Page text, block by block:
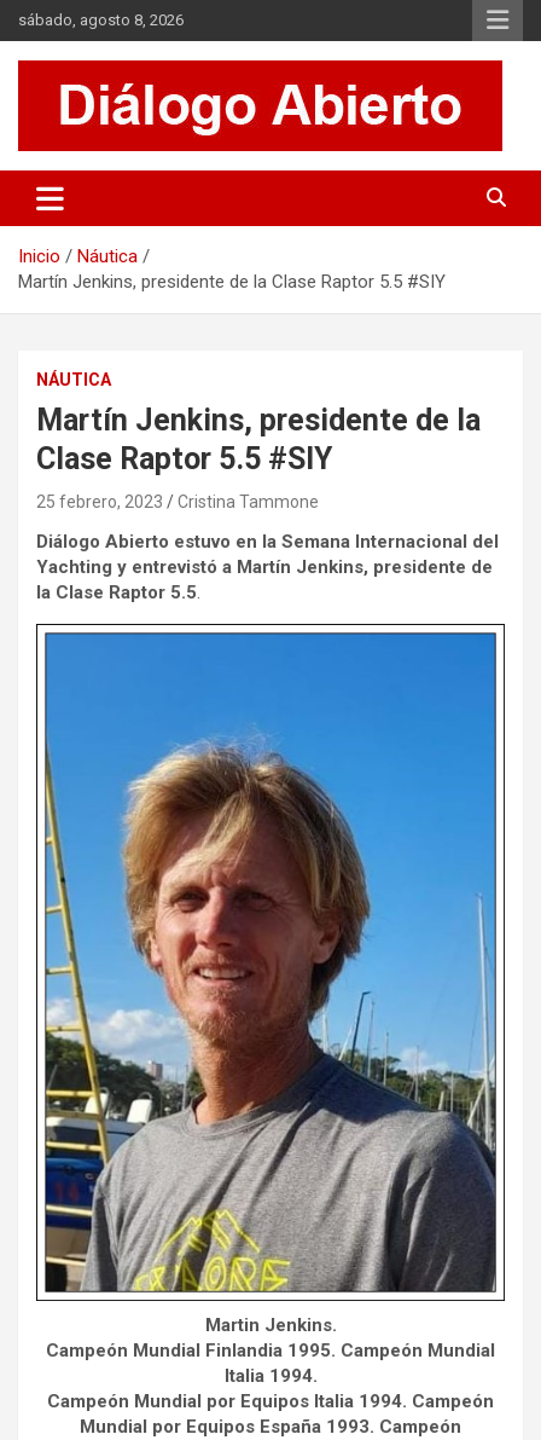
Saltar
al
contenido
sábado, agosto 8, 2026
Diálogo Abierto
Se tratan diversos temas de actualidad buscando hacer un
aporte a la sociedad, brindando información relevante de lo que
Inicio
Náutica
Martín Jenkins, presidente de la Clase Raptor 5.5 #SIY
NÁUTICA
Martín Jenkins, presidente de la
Clase Raptor 5.5 #SIY
25 febrero, 2023 Cristina Tammone
Diálogo Abierto estuvo en la Semana Internacional del
Yachting y entrevistó a Martín Jenkins, presidente de
la Clase Raptor 5.5.
Martin Jenkins.
Campeón Mundial Finlandia 1995. Campeón Mundial
Italia 1994.
Campeón Mundial por Equipos Italia 1994. Campeón
Mundial por Equipos España 1993. Campeón